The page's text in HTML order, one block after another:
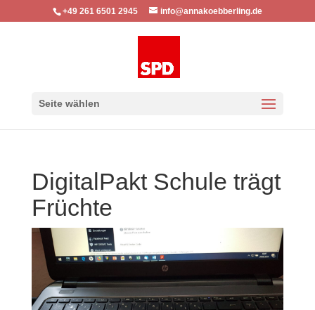
+49 261 6501 2945 info@annakoebberling.de
Seite wählen
DigitalPakt Schule trägt
Früchte